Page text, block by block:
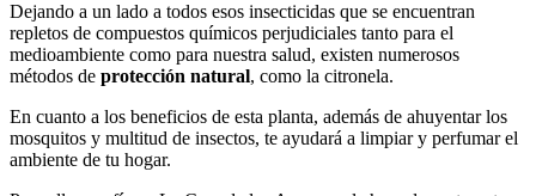
Dejando a un lado a todos esos insecticidas que se encuentran
repletos de compuestos químicos perjudiciales tanto para el
medioambiente como para nuestra salud, existen numerosos
métodos de protección natural, como la citronela.
En cuanto a los beneficios de esta planta, además de ahuyentar los
mosquitos y multitud de insectos, te ayudará a limpiar y perfumar el
ambiente de tu hogar.